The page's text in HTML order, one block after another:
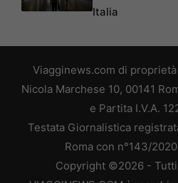
Italia
Viagginews.com di
Nicola Marchese 10, 00141
e Partita I.V.A.
Testata Giornalistica
Roma con n°143/
Copyright ©2026 -